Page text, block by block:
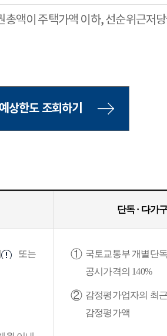
액이 주택가액 이하, 선순위근저
예상한도 조회하기
단독 · 다가
또는
국토교통부 개별단
공시가격의 140%
감정평가업자의 최
감정평가액